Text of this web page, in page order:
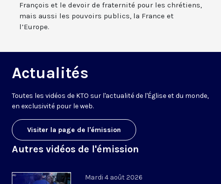
François et le devoir de fraternité pour les chrétiens,
mais aussi les pouvoirs publics, la France et
l’Europe.
Actualités
Toutes les vidéos de KTO sur l'actualité de l'Église et du monde,
en exclusivité pour le web.
Visiter la page de l'émission
Autres vidéos de l'émission
Mardi 4 août 2026